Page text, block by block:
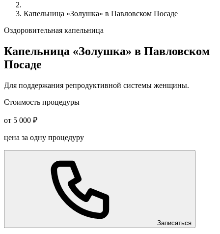
Капельница «Золушка» в Павловском Посаде
Оздоровительная капельница
Капельница «Золушка» в Павловском
Посаде
Для поддержания репродуктивной системы женщины.
Стоимость процедуры
от 5 000 ₽
цена за одну процедуру
Записаться